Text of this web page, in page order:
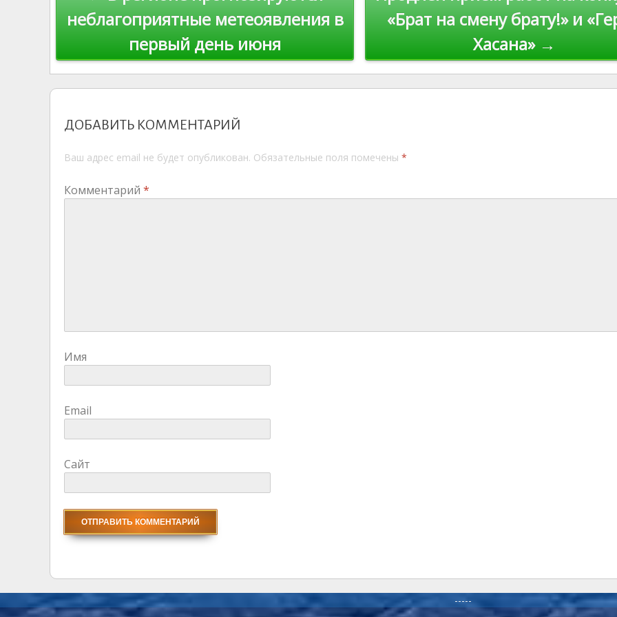
ni
ki
al
по
записям
«Брат на смену брату!» и
Хасана» →
неблагоприятные метеоявления в
первый день июня
ДОБАВИТЬ КОММЕНТАРИЙ
Ваш адрес email не будет опубликован. Обязательные поля помечены *
Комментарий *
Имя
Email
Сайт
-----